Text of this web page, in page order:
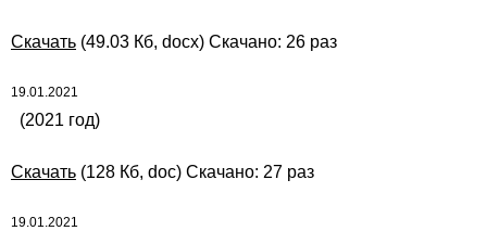
Скачать (49.03 Кб, docx) Скачано: 26 раз
19.01.2021
(2021 год)
Скачать (128 Кб, doc) Скачано: 27 раз
19.01.2021